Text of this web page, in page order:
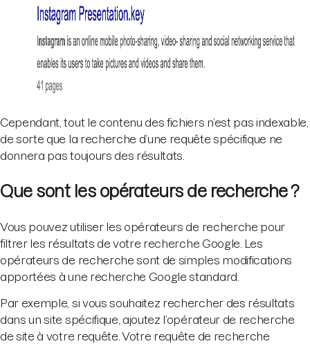
Cependant, tout le contenu des fichiers n’est pas indexable,
de sorte que la recherche d’une requête spécifique ne
donnera pas toujours des résultats.
Que sont les opérateurs de recherche ?
Vous pouvez utiliser les opérateurs de recherche pour
filtrer les résultats de votre recherche Google. Les
opérateurs de recherche sont de simples modifications
apportées à une recherche Google standard.
Par exemple, si vous souhaitez rechercher des résultats
dans un site spécifique, ajoutez l’opérateur de recherche
de site à votre requête. Votre requête de recherche